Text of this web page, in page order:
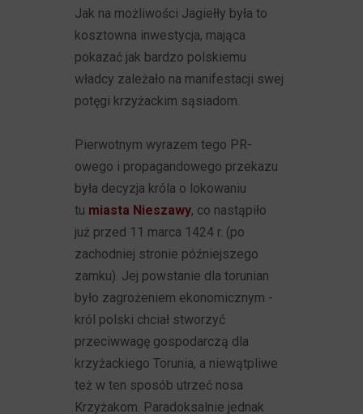
Jak na możliwości Jagiełły była to
kosztowna inwestycja, mająca
pokazać jak bardzo polskiemu
władcy zależało na manifestacji swej
potęgi krzyżackim sąsiadom.
Pierwotnym wyrazem tego PR-
owego i propagandowego przekazu
była decyzja króla o lokowaniu
tu miasta Nieszawy, co nastąpiło
już przed 11 marca 1424 r. (po
zachodniej stronie późniejszego
zamku). Jej powstanie dla torunian
było zagrożeniem ekonomicznym -
król polski chciał stworzyć
przeciwwagę gospodarczą dla
krzyżackiego Torunia, a niewątpliwe
też w ten sposób utrzeć nosa
Krzyżakom. Paradoksalnie jednak